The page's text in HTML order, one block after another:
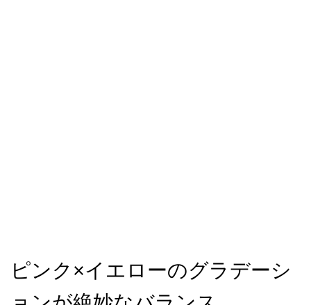
ピンク×イエローのグラデーシ